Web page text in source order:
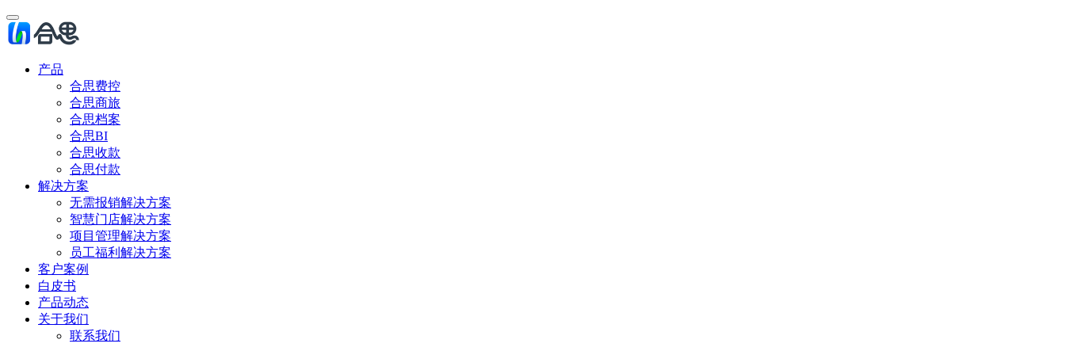
产品
合思费控
合思商旅
合思档案
合思BI
合思收款
合思付款
解决方案
无需报销解决方案
智慧门店解决方案
项目管理解决方案
员工福利解决方案
客户案例
白皮书
产品动态
关于我们
联系我们